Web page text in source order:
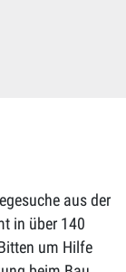
aus der
in über 140
um Hilfe